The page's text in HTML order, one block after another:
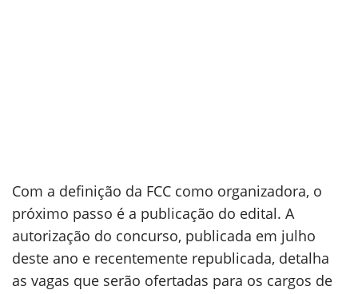
Com a definição da FCC como organizadora, o
próximo passo é a publicação do edital. A
autorização do concurso, publicada em julho
deste ano e recentemente republicada, detalha
as vagas que serão ofertadas para os cargos de